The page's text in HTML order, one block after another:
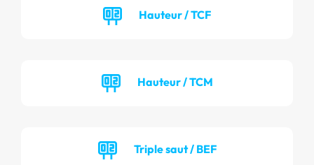
Hauteur / TCF
Hauteur / TCM
Triple saut / BEF